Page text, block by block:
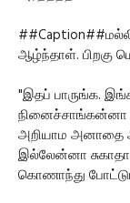
ஆழ்ந்தாள்.
"இதப் பாருங்க.
நினைச்சாங்கன்னா
அறியாம அனாதை
இல்லேன்னா
கொணாந்து